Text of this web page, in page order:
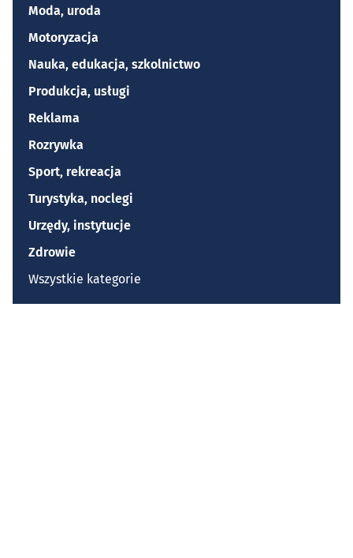
Moda, uroda
Motoryzacja
Nauka, edukacja, szkolnictwo
Produkcja, usługi
Reklama
Rozrywka
Sport, rekreacja
Turystyka, noclegi
Urzędy, instytucje
Zdrowie
Wszystkie kategorie